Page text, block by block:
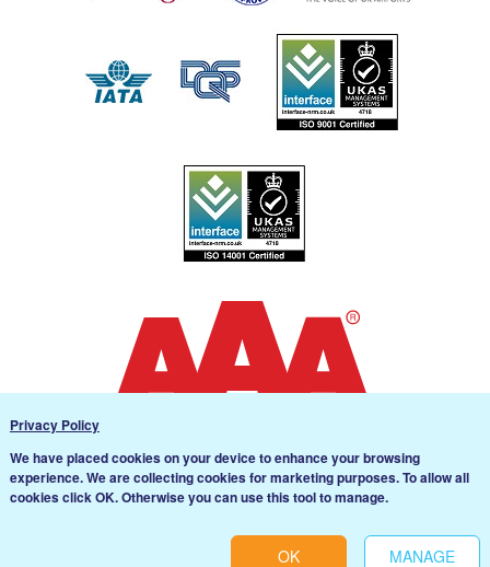
Cookie settings
Privacy Policy
We have placed cookies on your device to enhance your browsing
experience. We are collecting cookies for marketing purposes. To allow all
cookies click OK. Otherwise you can use this tool to manage.
OK MANAGE
Svenska English